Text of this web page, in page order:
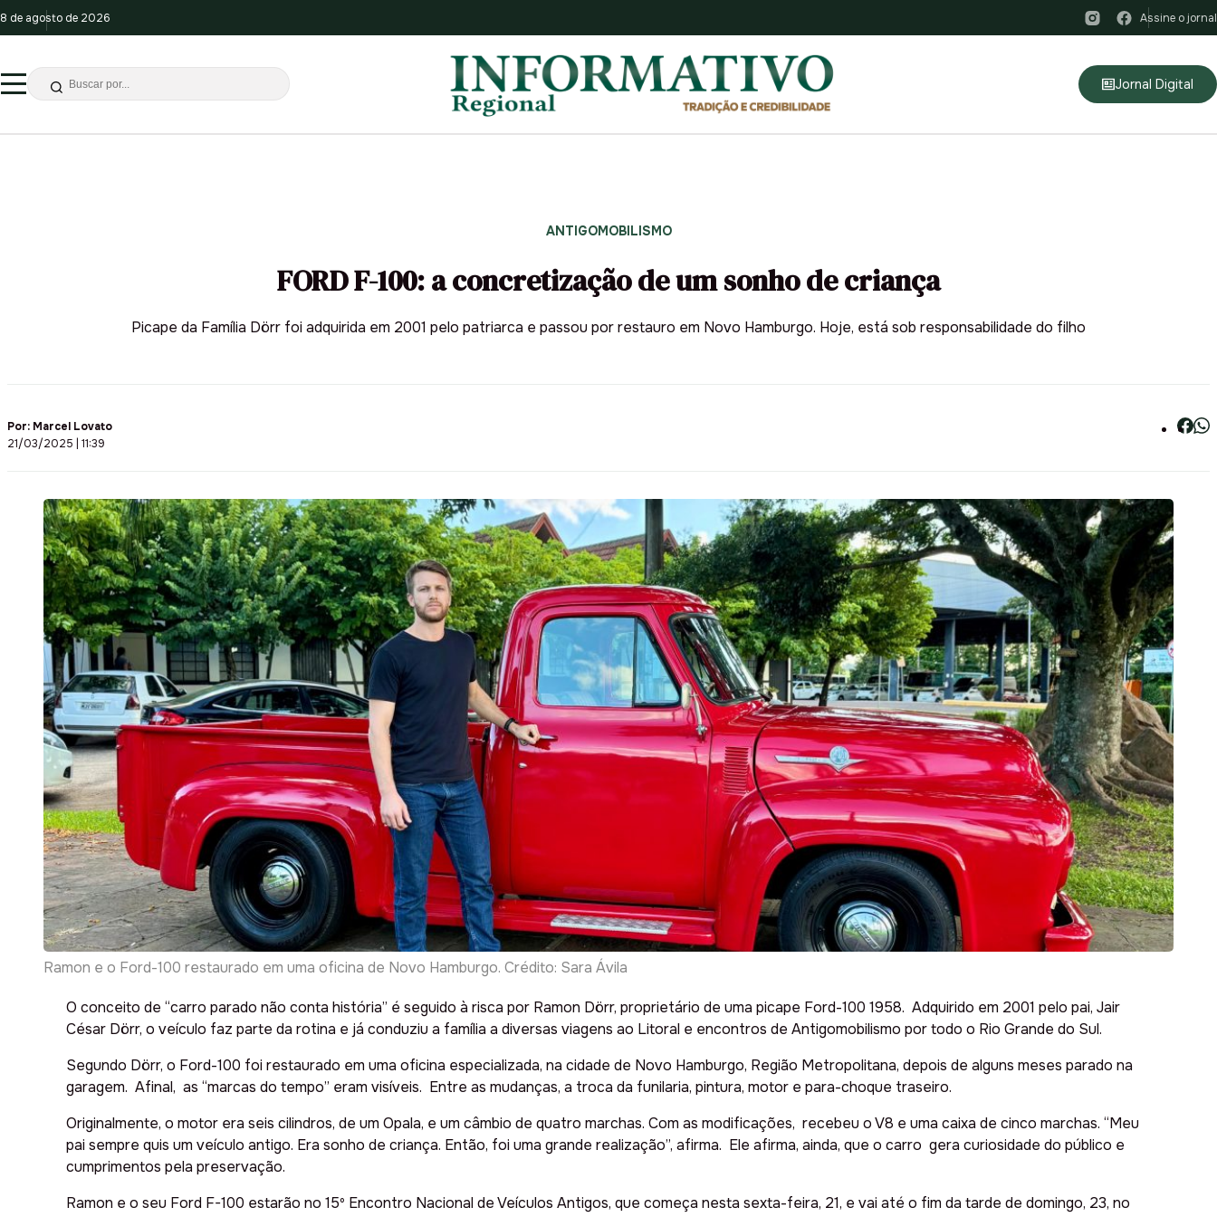
8 de agosto de 2026 Assine o jornal
Jornal Digital
ANTIGOMOBILISMO
FORD F-100: a concretização de um sonho de criança
Picape da Família Dörr foi adquirida em 2001 pelo patriarca e passou por restauro em Novo Hamburgo. Hoje, está sob responsabilidade do filho
Por: Marcel Lovato
21/03/2025 | 11:39
Ramon e o Ford-100 restaurado em uma oficina de Novo Hamburgo. Crédito: Sara Ávila
O conceito de “carro parado não conta história” é seguido à risca por Ramon Dörr, proprietário de uma picape Ford-100 1958. Adquirido em 2001 pelo pai, Jair
César Dörr, o veículo faz parte da rotina e já conduziu a família a diversas viagens ao Litoral e encontros de Antigomobilismo por todo o Rio Grande do Sul.
Segundo Dörr, o Ford-100 foi restaurado em uma oficina especializada, na cidade de Novo Hamburgo, Região Metropolitana, depois de alguns meses parado na
garagem. Afinal, as “marcas do tempo” eram visíveis. Entre as mudanças, a troca da funilaria, pintura, motor e para-choque traseiro.
Originalmente, o motor era seis cilindros, de um Opala, e um câmbio de quatro marchas. Com as modificações, recebeu o V8 e uma caixa de cinco marchas. “Meu
pai sempre quis um veículo antigo. Era sonho de criança. Então, foi uma grande realização”, afirma. Ele afirma, ainda, que o carro gera curiosidade do público e
cumprimentos pela preservação.
Ramon e o seu Ford F-100 estarão no 15º Encontro Nacional de Veículos Antigos, que começa nesta sexta-feira, 21, e vai até o fim da tarde de domingo, 23, no